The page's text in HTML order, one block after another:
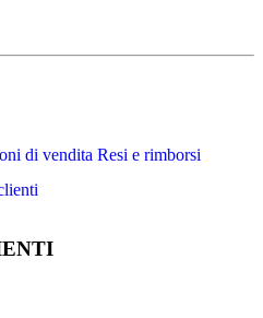
di vendita Resi e rimborsi